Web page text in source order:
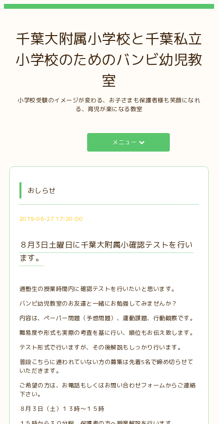
千葉大附属小学校と千葉私立
小学校のためのバンビ幼児教
室
小学校受験のイメージが変わる、お子さまも保護者様も笑顔になれ
る、育児が楽になる教室
メニュー
おしらせ
2019-06-27 17:20:00
８月3日土曜日に千葉大附属小確認テストを行い
ます。
通塾生の授業時間内に確認テストを行いたいと思います。
バンビ幼児教室のお友達と一緒にお勉強してみませんか？
内容は、ペーパー問題（予想問題）、運動課題、行動観察です。
難易度や形式も実際の考査を基に行い、順位もお伝え致します。
テスト形式で行いますが、その後解説もしっかり行います。
普段こちらに通われていない方の募集は先着5名で締め切らせて
いただきます。
ご希望の方は、お電話もしくはお問い合わせフォームからご連絡
下さい。
８月３日（土）１３時〜１５時